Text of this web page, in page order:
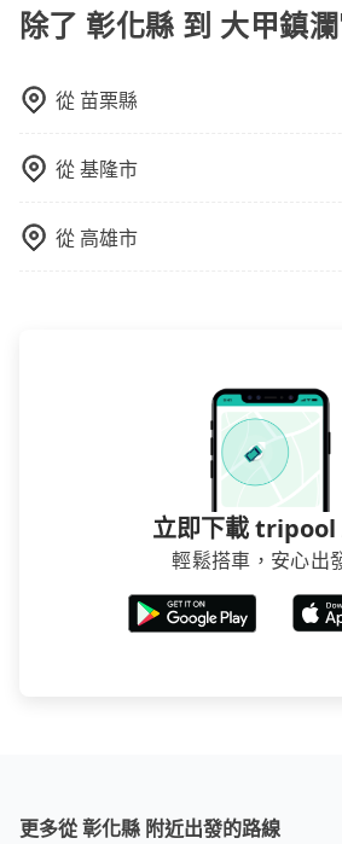
搭乘高鐵而不預約包車，不僅至少
上來預約tripool！
樣。另外，偶爾也會遇到明明已經預
車位，對於急著用車或者要載其他
小的風險。最後，雖然路邊隨租隨
上下車地點仍有段距離，在遇到下
車，不趕時間即可選用大眾運輸。
則可搭乘大眾運輸。
饋或未來換取免費的住房。台灣人常
有Booking.com、Agoda.com、
完後預定就完成，事先不用電話確
或規模較小的飯店，有可能再多平
在預定時要不選擇評分高、評論多
要再人工電話與飯店確認。預訂民
費，通常以每小時為單位，客戶可以
定一定時間的包車服務。這種服務適
等。 點到點包車：點到點包車是按
線和里程來計算費用。這種服務通
個城市到另一個城市的長途包車。
除了 彰化縣 到 大甲鎮
從 苗栗縣
從基隆市
從 高雄市
立即下載
輕鬆搭車，安心出
更多從 彰化縣 附近出發的路線